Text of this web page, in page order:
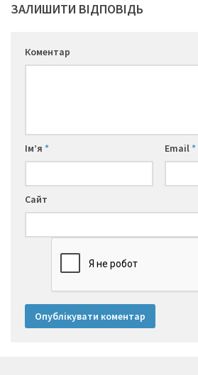
ЗАЛИШИТИ ВІДПОВІДЬ
Коментар
Ім’я * Email*
Сайт